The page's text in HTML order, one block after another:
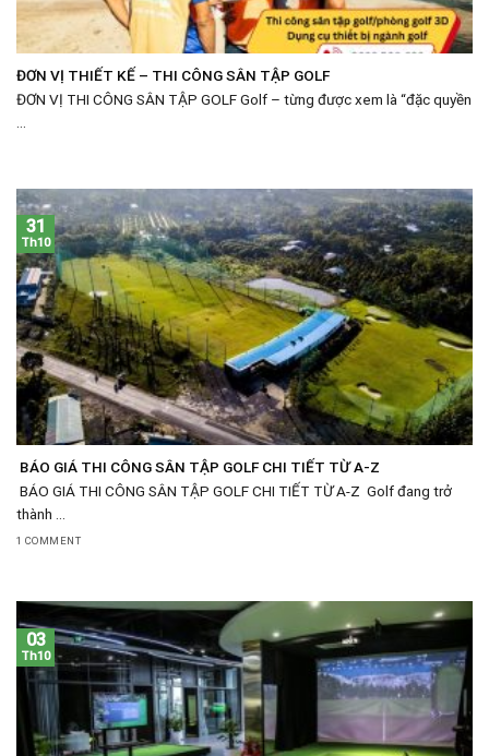
ĐƠN VỊ THIẾT KẾ – THI CÔNG SÂN TẬP GOLF
ĐƠN VỊ THI CÔNG SÂN TẬP GOLF Golf – từng được xem là “đặc quyền
BÁO GIÁ THI CÔNG SÂN TẬP GOLF CHI TIẾT TỪ A-Z
BÁO GIÁ THI CÔNG SÂN TẬP GOLF CHI TIẾT TỪ A-Z Golf đang trở
thành ...
1 COMMENT
31
Th10
03
Th10